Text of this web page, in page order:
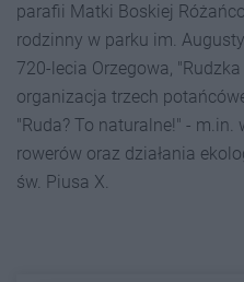
parafii Matki Boskiej
rodzinny w parku im.
720-lecia Orzegowa,
organizacja trzech
"Ruda? To naturalne!" -
rowerów oraz działania
św. Piusa X.